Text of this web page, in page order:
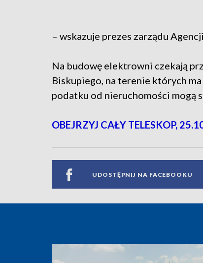
– wskazuje prezes zarządu
Na budowę elektrowni czekają
Biskupiego, na terenie których ma
podatku od nieruchomości mogą
OBEJRZYJ CAŁY TELESKOP,
UDOSTĘPNIJ NA FACEBOOKU